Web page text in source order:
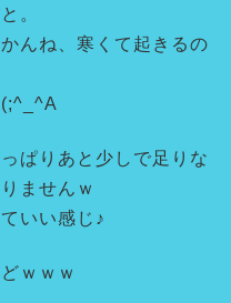
。
んね、寒くて起きるの
ぱりあと少しで足りな
ませんｗ
いい感じ♪
ｗｗｗ